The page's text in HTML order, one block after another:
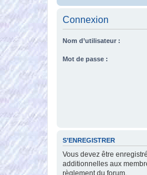
Connexion
Nom d’utilisateur :
Mot de passe :
S’ENREGISTRER
Vous devez être
additionnelles aux
règlement du forum.